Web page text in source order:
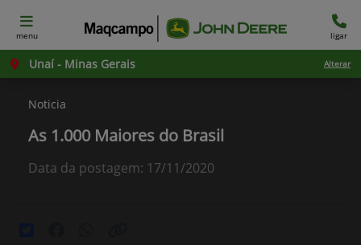
menu ligar
Unaí - Minas Gerais Alterar
Noticia
As 1.000 Maiores do Brasil
Data da postagem: 17/11/2020